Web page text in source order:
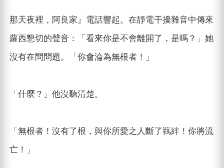
那天夜裡，阿良家』電話響起。在靜電干擾雜音中傳來
蘿西懇切的聲音：「看來你是不會離開了，是嗎？」她
沒有在問問題。「你會淪為無根者！」
「什麼？」他沒聽清楚。
「無根者！沒有了根，與你所愛之人斷了羈絆！你將流
亡！」